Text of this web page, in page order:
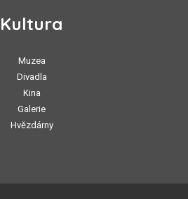
Kultura
Muzea
Divadla
Kina
Galerie
Hvězdárny